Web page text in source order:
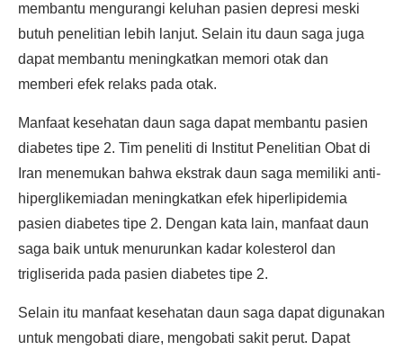
membantu mengurangi keluhan pasien depresi meski
butuh penelitian lebih lanjut. Selain itu daun saga juga
dapat membantu meningkatkan memori otak dan
memberi efek relaks pada otak.
Manfaat kesehatan daun saga dapat membantu pasien
diabetes tipe 2. Tim peneliti di Institut Penelitian Obat di
Iran menemukan bahwa ekstrak daun saga memiliki anti-
hiperglikemiadan meningkatkan efek hiperlipidemia
pasien diabetes tipe 2. Dengan kata lain, manfaat daun
saga baik untuk menurunkan kadar kolesterol dan
trigliserida pada pasien diabetes tipe 2.
Selain itu manfaat kesehatan daun saga dapat digunakan
untuk mengobati diare, mengobati sakit perut. Dapat